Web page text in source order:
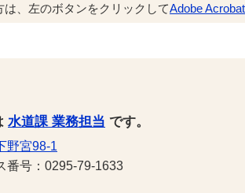
は、左のボタンをクリックしてAdobe
水道課 業務担当 です。
野宮98-1
号：0295-79-1633